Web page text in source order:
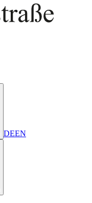
DEEN